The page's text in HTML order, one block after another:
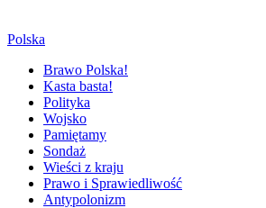
Polska
Brawo Polska!
Kasta basta!
Polityka
Wojsko
Pamiętamy
Sondaż
Wieści z kraju
Prawo i Sprawiedliwość
Antypolonizm